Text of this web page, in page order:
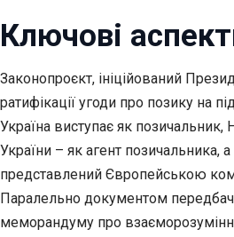
Ключові
Законопроєкт, ініційований
ратифікації угоди про позику на
Україна виступає як позичальник,
України – як агент позичальника,
представлений Європейською
Паралельно документом
меморандуму про